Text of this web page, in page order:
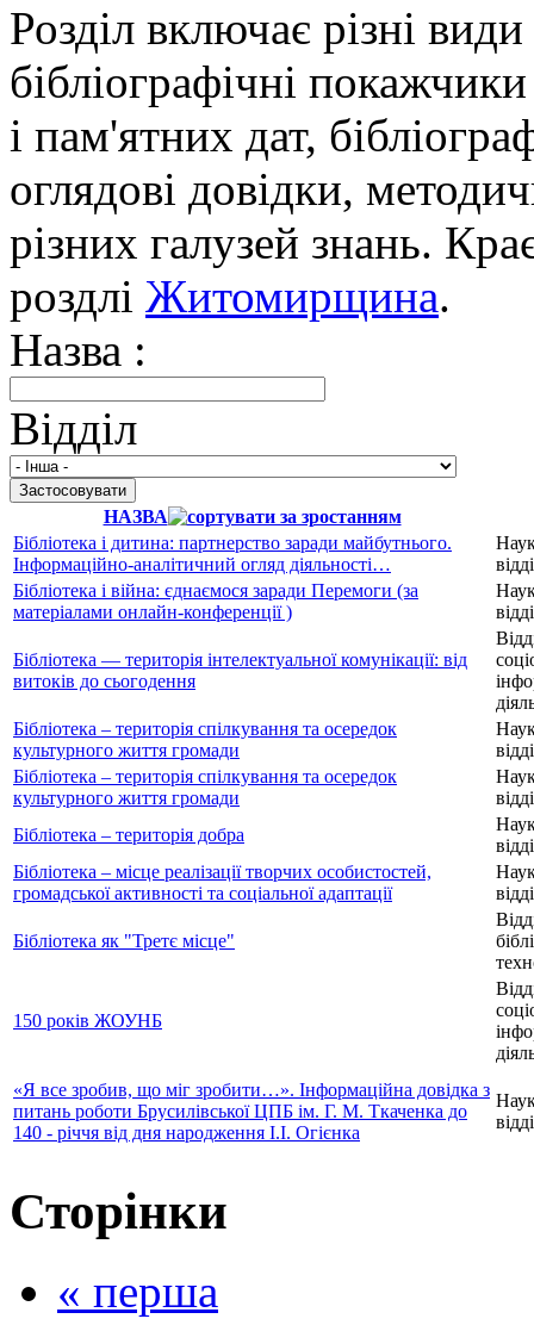
Розділ включає різні
бібліографічні
і пам'ятних дат,
оглядові довідки,
різних галузей знань.
роздлі Житомирщина.
Назва :
Відділ
НАЗВА
Бібліотека і дитина: партнерство заради майбутнього.
Інформаційно-аналітичний огляд діяльності…
Бібліотека і війна: єднаємося заради Перемоги (за
матеріалами онлайн-конференції )
Бібліотека — територія інтелектуальної комунікації: від
витоків до сьогодення
Бібліотека – територія спілкування та осередок
культурного життя громади
Бібліотека – територія спілкування та осередок
культурного життя громади
Бібліотека – територія добра
Бібліотека – місце реалізації творчих особистостей,
громадської активності та соціальної адаптації
Бібліотека як "Третє місце"
150 років ЖОУНБ
«Я все зробив, що міг зробити…». Інформаційна довідка з
питань роботи Брусилівської ЦПБ ім. Г. М. Ткаченка до
140 - річчя від дня народження І.І. Огієнка
Сторінки
« перша